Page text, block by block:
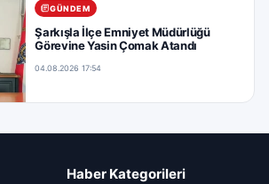
GÜNDEM
Şarkışla İlçe Emniyet Müdürlüğü
Görevine Yasin Çomak Atandı
04.08.2026 17:54
Haber Kategorileri